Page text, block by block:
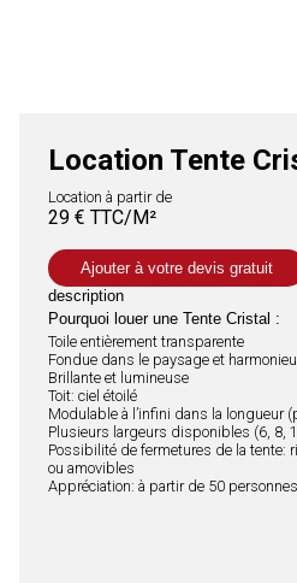
Location Tente
Location à partir de
29 € TTC/M²
Ajouter à votre devis gratuit
description
Pourquoi louer une Tente Cristal :
Toile entièrement transparente
Fondue dans le paysage et
Brillante et lumineuse
Toit: ciel étoilé
Modulable à l’infini dans la longueur
Plusieurs largeurs disponibles (6, 8,
Possibilité de fermetures de la tente:
ou amovibles
Appréciation: à partir de 50 personnes